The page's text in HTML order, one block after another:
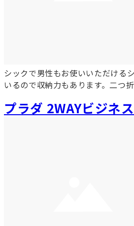
シックで男性もお使いいただける
いるので収納力もあります。二つ
プラダ 2WAYビジネ